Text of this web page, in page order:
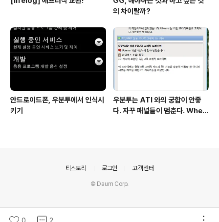
의 차이랄까?
안드로이드폰, 우분투에서 인식시
키기
우분투는 ATI 와의 궁합이 안좋
다. 자꾸 패널들이 멈춘다. When
티스토리 로그인 고객센터
© Daum Corp.